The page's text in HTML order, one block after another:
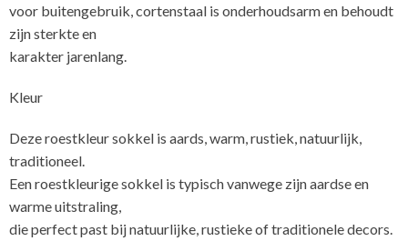
voor buitengebruik, cortenstaal is onderhoudsarm en behoudt
zijn sterkte en
karakter jarenlang.
Kleur
Deze roestkleur sokkel is aards, warm, rustiek, natuurlijk,
traditioneel.
Een roestkleurige sokkel is typisch vanwege zijn aardse en
warme uitstraling,
die perfect past bij natuurlijke, rustieke of traditionele decors.